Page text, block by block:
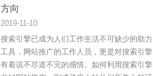
方向
2019-11-10
搜索引擎已成为人们工作生活不可缺少的助力
工具，网站推广的工作人员，更是对搜索引擎
有着说不尽道不完的感情。如何利用搜索引擎